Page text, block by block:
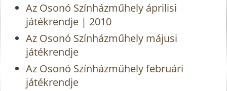
Az Osonó Színházműhely áprilisi
játékrendje | 2010
Az Osonó Színházműhely májusi
játékrendje
Az Osonó Színházműhely februári
játékrendje